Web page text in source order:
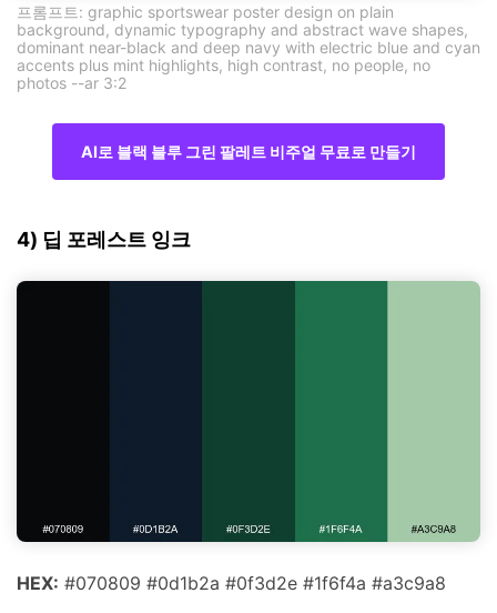
프롬프트: graphic sportswear poster design on plain
background, dynamic typography and abstract wave shapes,
dominant near-black and deep navy with electric blue and cyan
accents plus mint highlights, high contrast, no people, no
photos --ar 3:2
AI로 블랙 블루 그린 팔레트 비주얼 무료로 만들기
4) 딥 포레스트 잉크
HEX: #070809 #0d1b2a #0f3d2e #1f6f4a #a3c9a8